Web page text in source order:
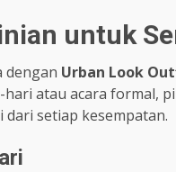
untuk
dengan Urban Look
atau acara formal,
setiap kesempatan.